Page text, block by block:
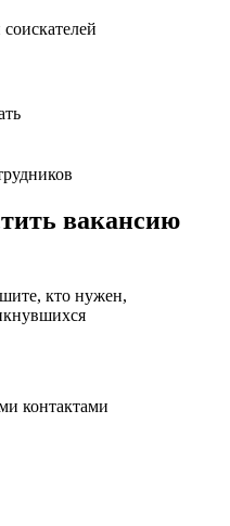
вакансию
кто нужен,
контактами